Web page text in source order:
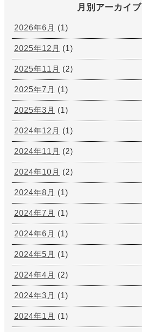
月別アーカイブ
2026年6月 (1)
2025年12月 (1)
2025年11月 (2)
2025年7月 (1)
2025年3月 (1)
2024年12月 (1)
2024年11月 (2)
2024年10月 (2)
2024年8月 (1)
2024年7月 (1)
2024年6月 (1)
2024年5月 (1)
2024年4月 (2)
2024年3月 (1)
2024年1月 (1)